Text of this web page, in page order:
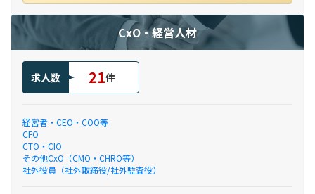
CxO・経営人材
求人数 21件
経営者・CEO・COO等
CFO
CTO・CIO
その他CxO（CMO・CHRO等）
社外役員（社外取締役/社外監査役）